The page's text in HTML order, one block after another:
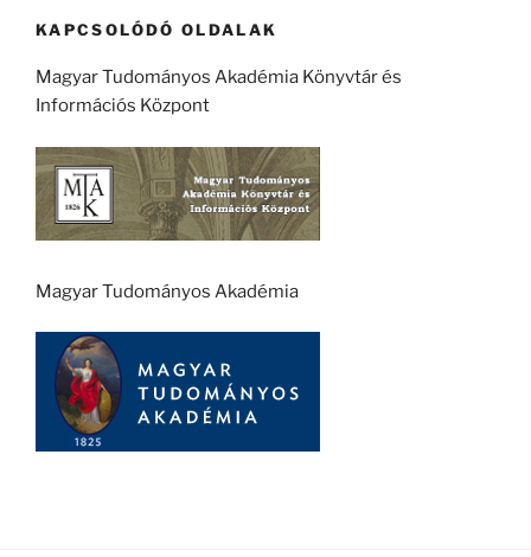
KAPCSOLÓDÓ OLDALAK
Magyar Tudományos Akadémia Könyvtár és
Információs Központ
Magyar Tudományos Akadémia